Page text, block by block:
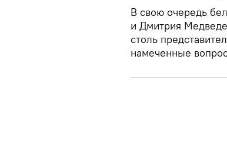
В свою очередь
и Дмитрия
столь
намеченные